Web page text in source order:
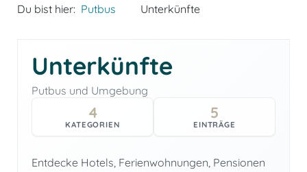
Du bist hier: Putbus Unterkünfte
Unterkünfte
Putbus und Umgebung
4
KATEGORIEN
5
EINTRÄGE
Entdecke Hotels, Ferienwohnungen, Pensionen